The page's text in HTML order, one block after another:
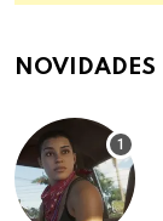
NOVIDADES